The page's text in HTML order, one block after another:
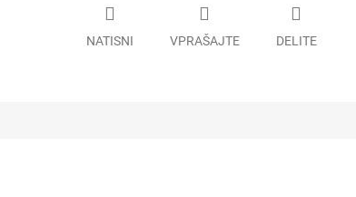
NATISNI VPRAŠAJTE DELITE